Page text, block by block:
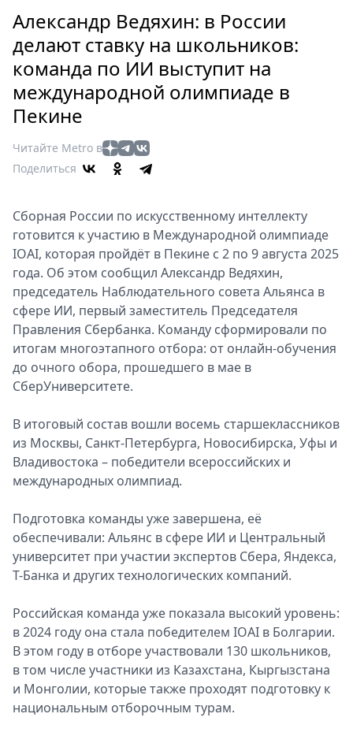
Россия
Мир
Здоровье
Еда
Туризм
Театр
Кино
Книги
Выставки
Пресс-
релизы
О
Metro
Стримы
Спецпроекты
Звезды
2026
Скачай
Metro
Александр Ведяхин: в России
делают ставку на школьников:
команда по ИИ выступит на
международной олимпиаде в
Пекине
Читайте Metro в
Поделиться
Сборная России по искусственному интеллекту
готовится к участию в Международной олимпиаде
IOAI, которая пройдёт в Пекине с 2 по 9 августа 2025
года. Об этом сообщил Александр Ведяхин,
председатель Наблюдательного совета Альянса в
сфере ИИ, первый заместитель Председателя
Правления Сбербанка. Команду сформировали по
итогам многоэтапного отбора: от онлайн-обучения
до очного обора, прошедшего в мае в
СберУниверситете.
В итоговый состав вошли восемь старшеклассников
из Москвы, Санкт-Петербурга, Новосибирска, Уфы и
Владивостока – победители всероссийских и
международных олимпиад.
Подготовка команды уже завершена, её
обеспечивали: Альянс в сфере ИИ и Центральный
университет при участии экспертов Сбера, Яндекса,
Т-Банка и других технологических компаний.
Российская команда уже показала высокий уровень:
в 2024 году она стала победителем IOAI в Болгарии.
В этом году в отборе участвовали 130 школьников,
в том числе участники из Казахстана, Кыргызстана
и Монголии, которые также проходят подготовку к
национальным отборочным турам.